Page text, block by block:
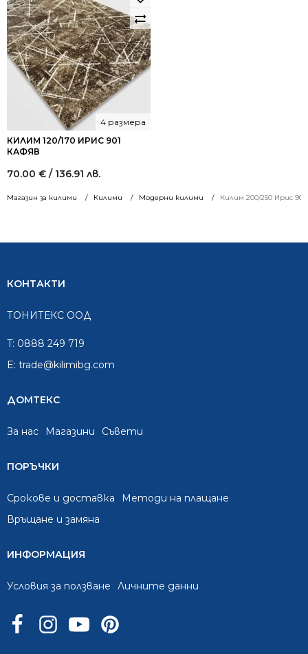
Магазин за килими Килими Модерни килими Килим 200/250 Ирис
КИЛИМ 120/170 ИРИС 901
КАФЯВ
4 размера
70.00 € / 136.91 лв.
КОНТАКТИ
ТОНИТЕКС ООД
T: 0888 249 719
E: trade@kilimibg.com
ДОМТЕКС
За нас Mагазини Съвети
ПОРЪЧКИ
Срокове и доставка
Методи на плащане
Връщане и замяна
ИНФОРМАЦИЯ
Условия за ползване Личните данни